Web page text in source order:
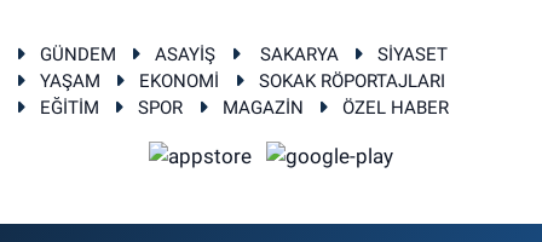
GÜNDEM ASAYİŞ SAKARYA
SİYASET
YAŞAM
EKONOMİ
SOKAK RÖPORTAJLARI
EĞİTİM
SPOR MAGAZİN ÖZEL HABER